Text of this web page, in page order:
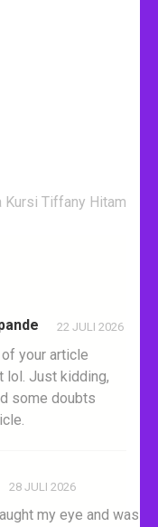
Kursi Tiffany Hitam
22 JULI 2026
your article
lol. Just kidding,
some doubts
28 JULI 2026
my eye and was